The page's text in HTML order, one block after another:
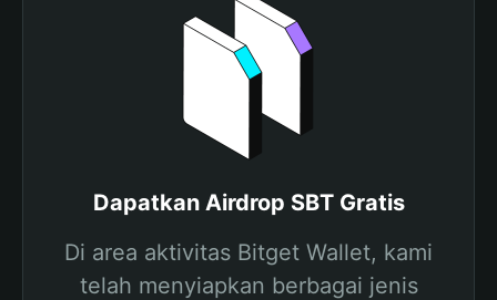
Dapatkan Airdrop SBT Gratis
Di area aktivitas Bitget Wallet, kami
telah menyiapkan berbagai jenis